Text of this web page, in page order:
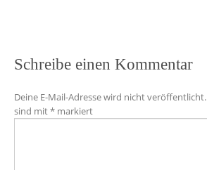
Schreibe einen Kommentar
Deine E-Mail-Adresse wird nicht veröffentlicht.
sind mit* markiert